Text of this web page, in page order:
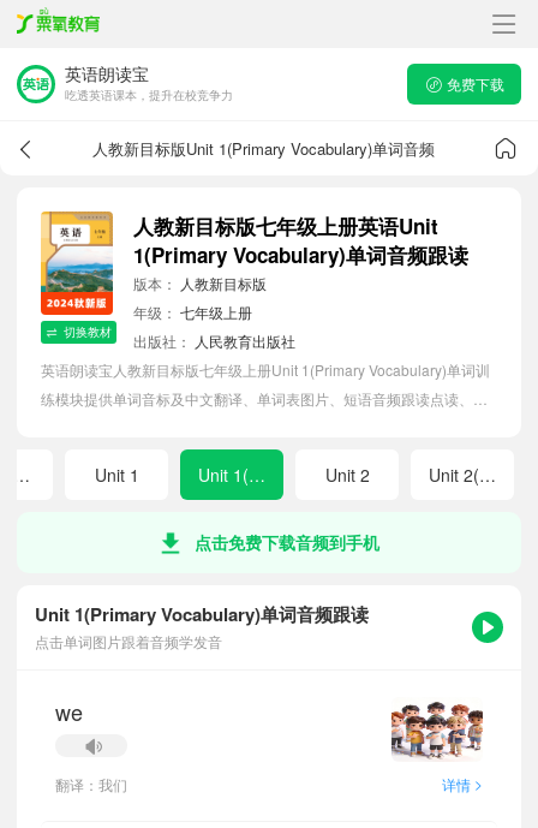
英语朗读宝
吃透英语课本，提升在校竞争力
免费下载
人教新目标版Unit 1(Primary Vocabulary)单词音频
切换教材
人教新目标版七年级上册英语Unit
1(Primary Vocabulary)单词音频跟读
版本：
人教新目标版
年级： 七年级上册
出版社：
人民教育出版社
英语朗读宝人教新目标版七年级上册Unit 1(Primary Vocabulary)单词训
练模块提供单词音标及中文翻译、单词表图片、短语音频跟读点读、单
词发音，提高听写记忆能力。
Starter Unit 3(Primary Vocabulary) Unit 1 Unit 1(Primary Vocabulary) Unit 2 Unit 2(Primary Vocabulary)
点击免费下载音频到手机
Unit 1(Primary Vocabulary)单词音频跟读
点击单词图片跟着音频学发音
we
翻译：我们 详情 >